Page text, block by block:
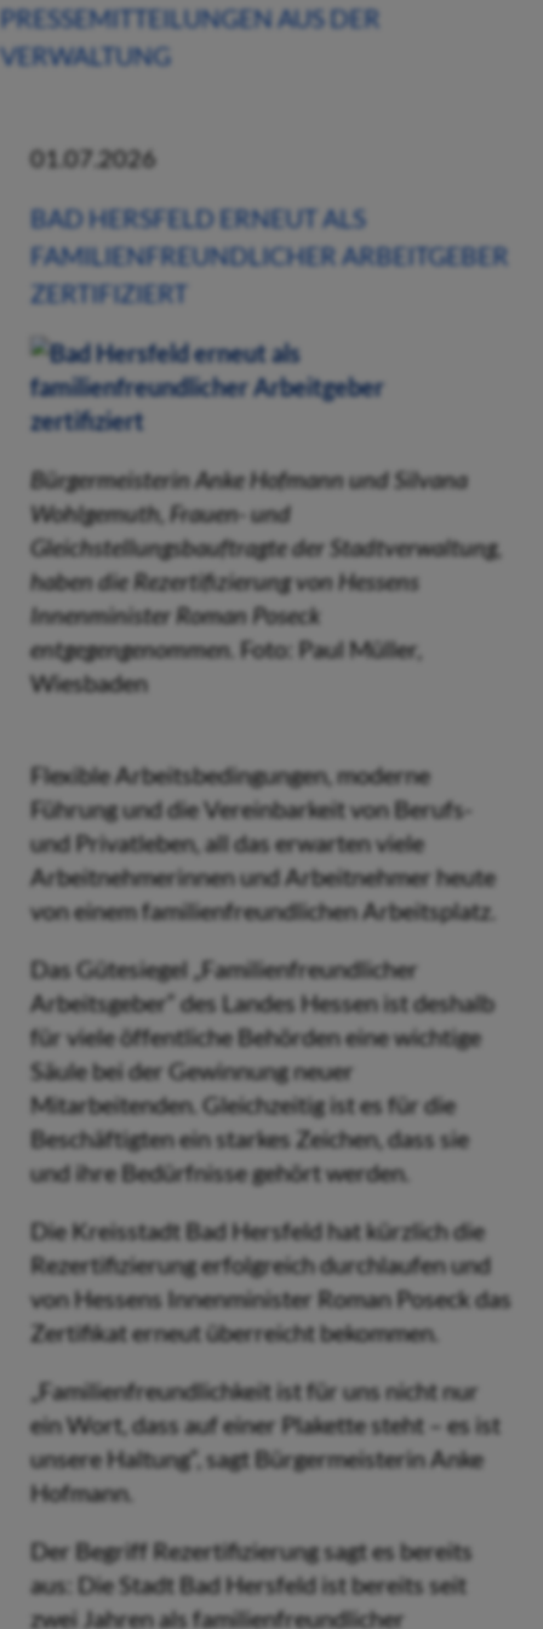
PRESSEMITTEILUNGEN AUS DER
VERWALTUNG
01.07.2026
BAD HERSFELD ERNEUT ALS
FAMILIENFREUNDLICHER ARBEITGEBER
ZERTIFIZIERT
Bürgermeisterin Anke Hofmann und Silvana
Wohlgemuth, Frauen- und
Gleichstellungsbauftragte der Stadtverwaltung,
haben die Rezertifizierung von Hessens
Innenminister Roman Poseck
entgegengenommen. Foto: Paul Müller,
Wiesbaden
Flexible Arbeitsbedingungen, moderne
Führung und die Vereinbarkeit von Berufs-
und Privatleben, all das erwarten viele
Arbeitnehmerinnen und Arbeitnehmer heute
von einem familienfreundlichen Arbeitsplatz.
Das Gütesiegel „Familienfreundlicher
Arbeitsgeber“ des Landes Hessen ist deshalb
für viele öffentliche Behörden eine wichtige
Säule bei der Gewinnung neuer
Mitarbeitenden. Gleichzeitig ist es für die
Beschäftigten ein starkes Zeichen, dass sie
und ihre Bedürfnisse gehört werden.
Die Kreisstadt Bad Hersfeld hat kürzlich die
Rezertifizierung erfolgreich durchlaufen und
von Hessens Innenminister Roman Poseck das
Zertifikat erneut überreicht bekommen.
„Familienfreundlichkeit ist für uns nicht nur
ein Wort, dass auf einer Plakette steht – es ist
unsere Haltung“, sagt Bürgermeisterin Anke
Hofmann.
Der Begriff Rezertifizierung sagt es bereits
aus: Die Stadt Bad Hersfeld ist bereits seit
zwei Jahren als familienfreundlicher